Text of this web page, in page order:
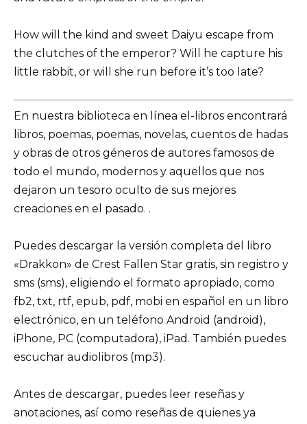
How will the kind and sweet Daiyu escape from
the clutches of the emperor? Will he capture his
little rabbit, or will she run before it’s too late?
En nuestra biblioteca en línea el-libros encontrará
libros, poemas, poemas, novelas, cuentos de hadas
y obras de otros géneros de autores famosos de
todo el mundo, modernos y aquellos que nos
dejaron un tesoro oculto de sus mejores
creaciones en el pasado. .
Puedes descargar la versión completa del libro
«Drakkon» de Crest Fallen Star gratis, sin registro y
sms (sms), eligiendo el formato apropiado, como
fb2, txt, rtf, epub, pdf, mobi en español en un libro
electrónico, en un teléfono Android (android),
iPhone, PC (computadora), iPad. También puedes
escuchar audiolibros (mp3).
Antes de descargar, puedes leer reseñas y
anotaciones, así como reseñas de quienes ya